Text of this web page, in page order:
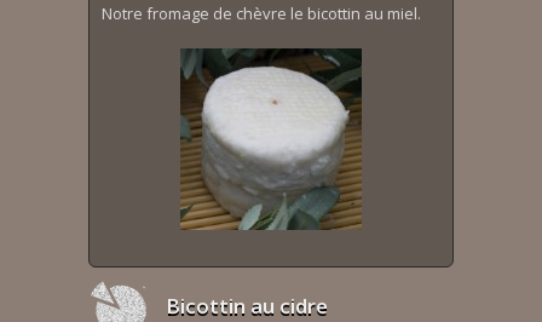
Notre fromage de chèvre le bicottin au miel.
Bicottin au cidre